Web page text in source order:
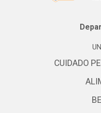
CUIDADO